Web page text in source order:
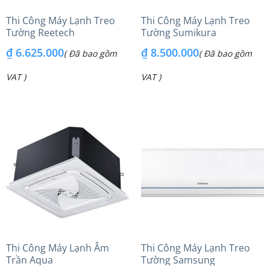
Thi Công Máy Lạnh Treo
Tường Reetech
₫6.625.000( Đã bao gồm
VAT )
Thi Công Máy Lạnh Treo
Tường Sumikura
₫8.500.000( Đã bao gồm
VAT )
Thi Công Máy Lạnh Âm
Trần Aqua
Thi Công Máy Lạnh Treo
Tường Samsung